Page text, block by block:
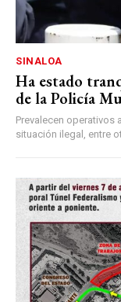
SINALOA
Ha estado
de la Policía
Prevalecen operativos
situación ilegal, entre